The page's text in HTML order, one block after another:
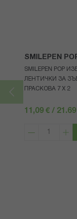
SMILEPEN
SMILEPEN POP
ЛЕНТИЧКИ ЗА
ПРАСКОВА 7 Х 2
11,09 € /